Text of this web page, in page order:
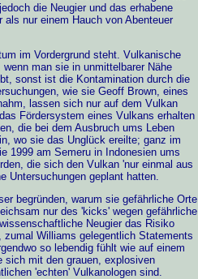
die Neugier und das erhabene
nur einem Hauch von Abenteuer
im Vordergrund steht. Vulkanische
man sie in unmittelbarer Nähe
sonst ist die Kontamination durch die
wie sie Geoff Brown, eines
lassen sich nur auf dem Vulkan
Fördersystem eines Vulkans erhalten
die bei dem Ausbruch ums Leben
wo sie das Unglück ereilte; ganz im
1999 am Semeru in Indonesien ums
die sich den Vulkan 'nur einmal aus
Untersuchungen geplant hatten.
begründen, warum sie gefährliche Orte
nur des 'kicks' wegen gefährliche
Neugier das Risiko
Williams gelegentlich Statements
so lebendig fühlt wie auf einem
sich mit den grauen, explosiven
'echten' Vulkanologen sind.